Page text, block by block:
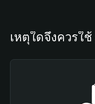
เหตุใดจึงควรใ